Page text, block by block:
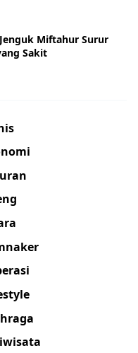
Miftahur Surur
Sakit